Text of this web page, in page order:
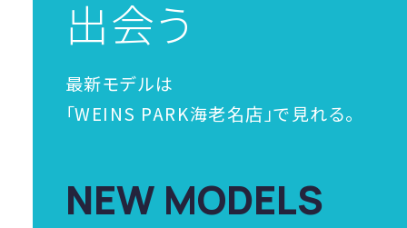
出会う
最新モデルは
「WEINS PARK海老名店」で見れる。
NEW MODELS